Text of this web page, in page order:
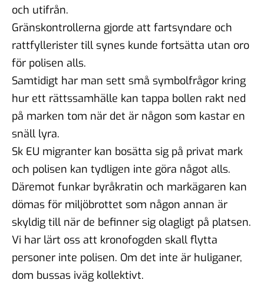
och utifrån.
Gränskontrollerna gjorde att fartsyndare och
rattfyllerister till synes kunde fortsätta utan oro
för polisen alls.
Samtidigt har man sett små symbolfrågor kring
hur ett rättssamhälle kan tappa bollen rakt ned
på marken tom när det är någon som kastar en
snäll lyra.
Sk EU migranter kan bosätta sig på privat mark
och polisen kan tydligen inte göra något alls.
Däremot funkar byråkratin och markägaren kan
dömas för miljöbrottet som någon annan är
skyldig till när de befinner sig olagligt på platsen.
Vi har lärt oss att kronofogden skall flytta
personer inte polisen. Om det inte är huliganer,
dom bussas iväg kollektivt.